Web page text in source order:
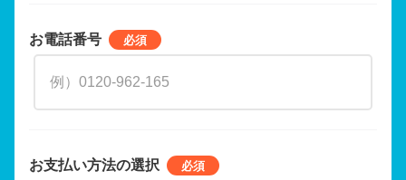
お電話番号
お支払い方法の選択